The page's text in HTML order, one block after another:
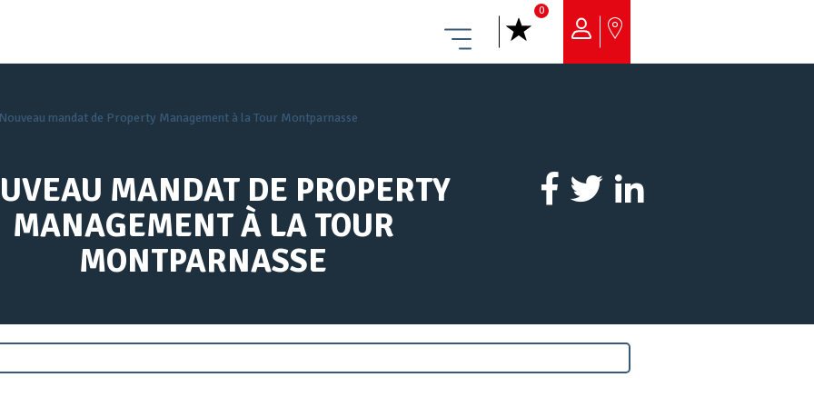
0
Nouveau mandat de Property Management à la Tour Montparnasse
MANDAT DE PROPERTY
MANAGEMENT À LA TOUR
MONTPARNASSE